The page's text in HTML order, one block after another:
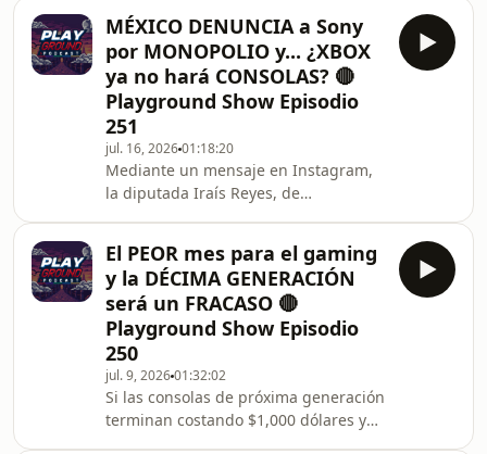
había solicitado este ajuste para
evitar multas, la plataforma se
mantuvo sin cambios durante todo
2025 y lo que va de 2026. Sin
embargo, Playstation nos dió la
noticia... Pero no todo es miel obre
hojuelas...
MÉXICO DENUNCIA a Sony
por MONOPOLIO y... ¿XBOX
ya no hará CONSOLAS? 🔴
Playground Show Episodio
251
jul. 16, 202601:18:20
Mediante un mensaje en Instagram,
la diputada Iraís Reyes, de
Donaldo Colosio, interpuso una
denuncia por Monopolio en contra de
Sony ante la Comisión Nacional
Antimonopolio... ¿será que la
denuncia llegará a algo? #gaming
#xbox #playstation #ashasharma
El PEOR mes para el gaming
y la DÉCIMA GENERACIÓN
será un FRACASO 🔴
Playground Show Episodio
250
jul. 9, 202601:32:02
Si las consolas de próxima generación
terminan costando $1,000 dólares y